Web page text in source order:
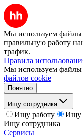
Мы используем файлы
правильную работу
трафик.
Правила
Мы используем файлы
файлов cookie
Понятно
Ищу сотрудника
Ищу работу
Ищу
Ищу сотрудника
Сервисы